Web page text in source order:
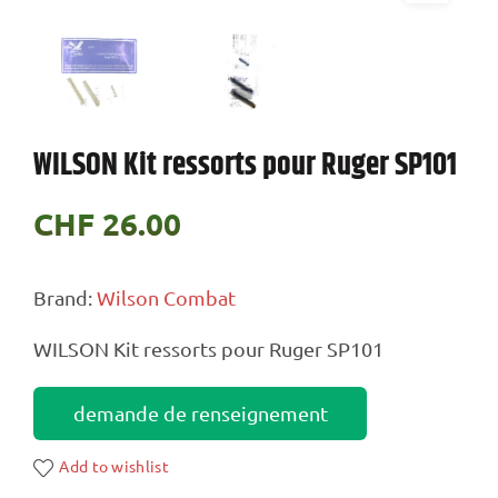
WILSON Kit ressorts pour Ruger SP101
CHF 26.00
Brand:Wilson Combat
WILSON Kit ressorts pour Ruger SP101
demande de renseignement
Add to wishlist